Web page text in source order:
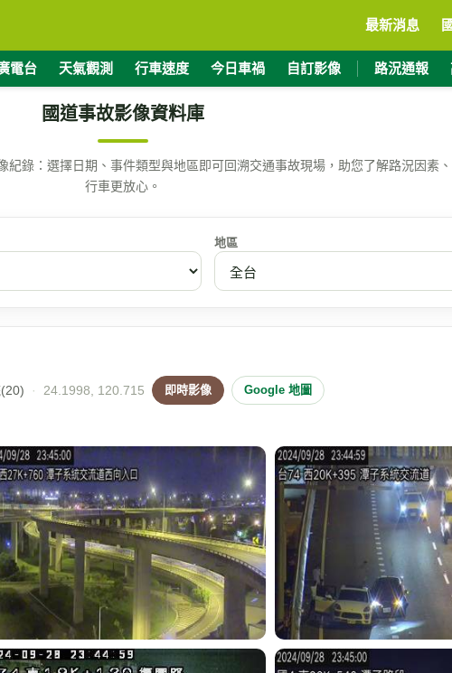
最新消息
電台 天氣觀測 行車速度 今日車禍 自訂影像 路況通報
國道事故影像資料庫
紀錄：選擇日期、事件類型與地區即可回溯交通事故現場，助您了解路況因素、
行車更放心。
地區
· 24.1998, 120.715 即時影像 Google 地圖